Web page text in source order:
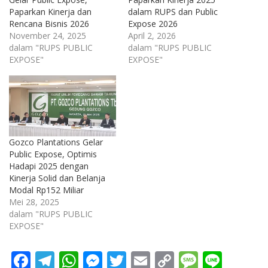
Paparkan Kinerja dan
Rencana Bisnis 2026
November 24, 2025
dalam "RUPS PUBLIC
EXPOSE"
dalam RUPS dan Public
Expose 2026
April 2, 2026
dalam "RUPS PUBLIC
EXPOSE"
Gozco Plantations Gelar
Public Expose, Optimis
Hadapi 2025 dengan
Kinerja Solid dan Belanja
Modal Rp152 Miliar
Mei 28, 2025
dalam "RUPS PUBLIC
EXPOSE"
F T W M T E C M